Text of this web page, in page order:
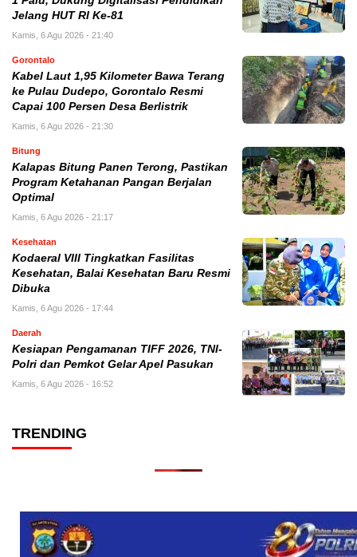
Jelang HUT RI Ke-81
Kamis, 6 Agu 2026 - 21:40
Gorontalo
Kabel Laut 1,95 Kilometer Bawa Terang
ke Pulau Dudepo, Gorontalo Resmi
Capai 100 Persen Desa Berlistrik
Kamis, 6 Agu 2026 - 21:30
Bitung
Kalapas Bitung Panen Terong, Pastikan
Program Ketahanan Pangan Berjalan
Optimal
Kamis, 6 Agu 2026 - 21:17
Kesehatan
Kodaeral VIII Tingkatkan Fasilitas
Kesehatan, Balai Kesehatan Baru Resmi
Dibuka
Kamis, 6 Agu 2026 - 17:44
Daerah
Kesiapan Pengamanan TIFF 2026, TNI-
Polri dan Pemkot Gelar Apel Pasukan
Kamis, 6 Agu 2026 - 16:52
TRENDING